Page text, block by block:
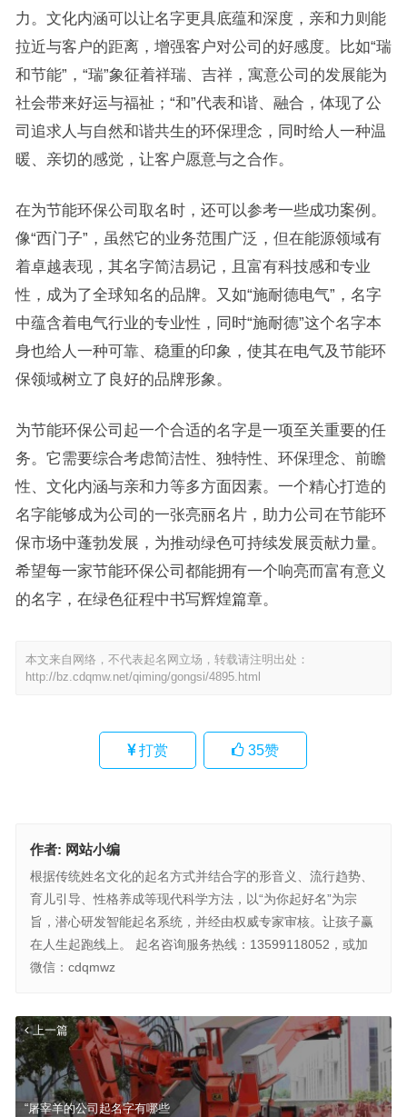
力。文化内涵可以让名字更具底蕴和深度，亲和力则能
拉近与客户的距离，增强客户对公司的好感度。比如“瑞
和节能”，“瑞”象征着祥瑞、吉祥，寓意公司的发展能为
社会带来好运与福祉；“和”代表和谐、融合，体现了公
司追求人与自然和谐共生的环保理念，同时给人一种温
暖、亲切的感觉，让客户愿意与之合作。
在为节能环保公司取名时，还可以参考一些成功案例。
像“西门子”，虽然它的业务范围广泛，但在能源领域有
着卓越表现，其名字简洁易记，且富有科技感和专业
性，成为了全球知名的品牌。又如“施耐德电气”，名字
中蕴含着电气行业的专业性，同时“施耐德”这个名字本
身也给人一种可靠、稳重的印象，使其在电气及节能环
保领域树立了良好的品牌形象。
为节能环保公司起一个合适的名字是一项至关重要的任
务。它需要综合考虑简洁性、独特性、环保理念、前瞻
性、文化内涵与亲和力等多方面因素。一个精心打造的
名字能够成为公司的一张亮丽名片，助力公司在节能环
保市场中蓬勃发展，为推动绿色可持续发展贡献力量。
希望每一家节能环保公司都能拥有一个响亮而富有意义
的名字，在绿色征程中书写辉煌篇章。
本文来自网络，不代表起名网立场，转载请注明出处：
http://bz.cdqmw.net/qiming/gongsi/4895.html
打赏 35赞
作者: 网站小编
根据传统姓名文化的起名方式并结合字的形音义、流行趋势、
育儿引导、性格养成等现代科学方法，以“为你起好名”为宗
旨，潜心研发智能起名系统，并经由权威专家审核。让孩子赢
在人生起跑线上。 起名咨询服务热线：13599118052，或加
微信：cdqmwz
上一篇
“屠宰羊的公司起名字有哪些